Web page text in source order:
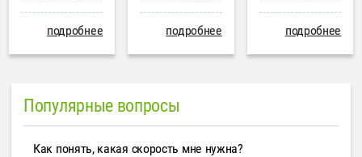
подробнее подробнее подробнее
Популярные вопросы
Как понять, какая скорость мне нужна?